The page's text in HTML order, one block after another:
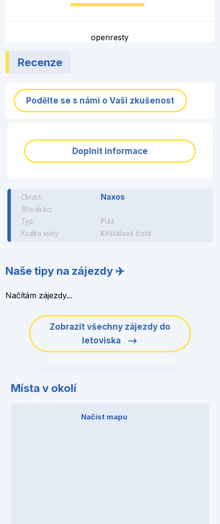
openresty
Recenze
Podělte se s námi o Vaši zkušenost
Doplnit informace
Oblast: Naxos
Středisko:
Typ:
Pláž
Kvalita vody:
Křišťálově čistá
Naše tipy na zájezdy ✈️
Načítám zájezdy...
Zobrazit všechny zájezdy do
letoviska
Místa v okolí
Načíst mapu